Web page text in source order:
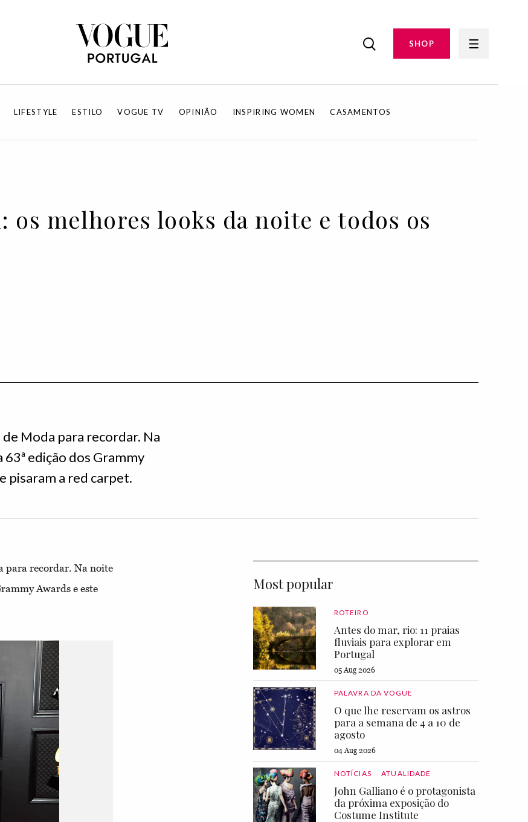
SHOP
LIFESTYLE ESTILO VOGUE TV OPINIÃO INSPIRING WOMEN CASAMENTOS
os melhores looks da noite e todos os
Moda para recordar. Na
edição dos Grammy
pisaram a red carpet.
para recordar. Na noite
Awards e este
Most popular
ROTEIRO
Antes do mar, rio: 11 praias
fluviais para explorar em
Portugal
05 Aug 2026
PALAVRA DA VOGUE
O que lhe reservam os astros
para a semana de 4 a 10 de
agosto
04 Aug 2026
NOTÍCIAS ATUALIDADE
John Galliano é o protagonista
da próxima exposição do
Costume Institute